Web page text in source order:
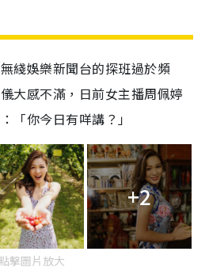
綫娛樂新聞台的探班過於頻
大感不滿，日前女主播周佩婷
「你今日有咩講？」
+2
點擊圖片放大